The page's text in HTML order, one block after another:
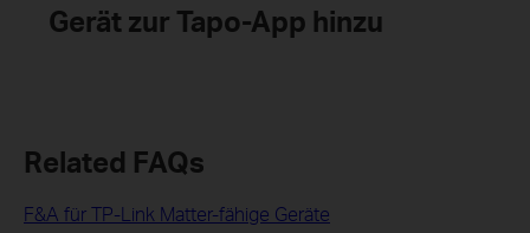
Gerät zur Tapo-App hinzu
Related FAQs
F&A für TP-Link Matter-fähige Geräte